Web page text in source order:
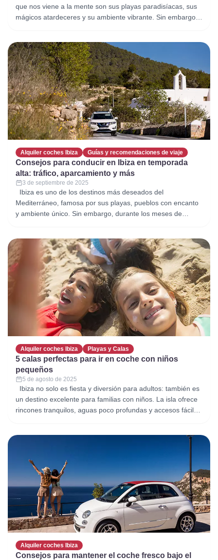
que nos viene a la mente son sus playas paradisíacas, sus
mágicos atardeceres y su ambiente vibrante. Sin embargo,
recorrer la isla con un vehículo de Alquiler
Alquiler coches Ibiza Guías y recomendaciones de viaje
Consejos para conducir en Ibiza en temporada
alta: tráfico, aparcamiento y más
3 de septiembre de 2025
Ibiza es uno de los destinos más deseados del
Mediterráneo, famosa por sus playas, pueblos con encanto
y ambiente único. Sin embargo, durante los meses de
acostumbrados. Conocer las particularidades del tráfico y
Alquiler coches Ibiza Playas y Calas
5 calas perfectas para ir en coche con niños
pequeños
5 de agosto de 2025
Ibiza no solo es fiesta y diversión para adultos: también es
un destino excelente para familias con niños. La isla ofrece
rincones tranquilos, aguas poco profundas y accesos fáciles
Alquiler coches Ibiza
Consejos para mantener el coche fresco bajo el